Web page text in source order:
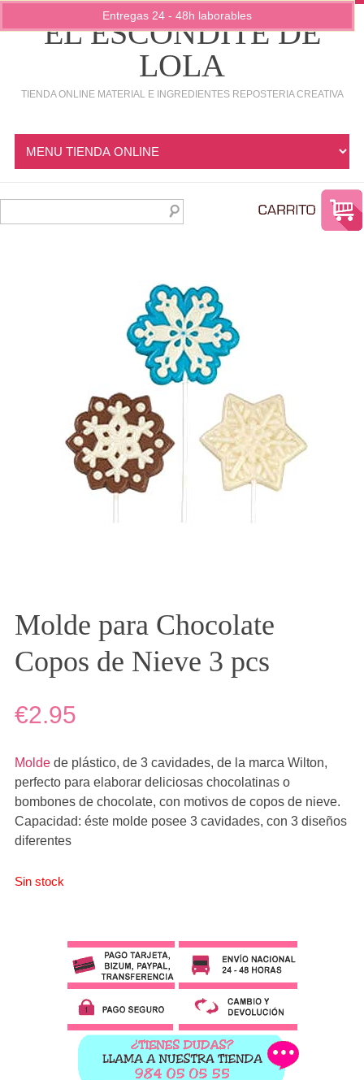
EL ESCONDITE DE
LOLA
TIENDA ONLINE MATERIAL E INGREDIENTES REPOSTERIA CREATIVA
Molde para Chocolate
Copos de Nieve 3 pcs
€2.95
Moldede plástico, de 3 cavidades, de la marca Wilton,
perfecto para elaborar deliciosas chocolatinas o
bombones de chocolate, con motivos de copos de nieve.
Capacidad: éste molde posee 3 cavidades, con 3 diseños
diferentes
Sin stock
Entregas 24 - 48h laborables